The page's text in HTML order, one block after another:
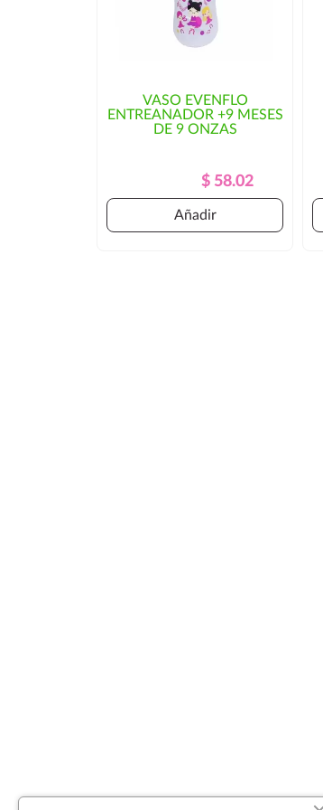
VASO EVENFLO
ENTREANADOR +9 MESES
DE 9 ONZAS
Precio
Regular
Precio
$ 58.02
Añadir